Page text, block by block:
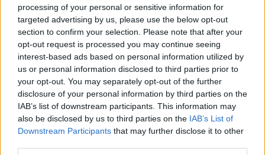
processing of your personal or sensitive information for
targeted advertising by us, please use the below opt-out
section to confirm your selection. Please note that after your
opt-out request is processed you may continue seeing
interest-based ads based on personal information utilized by
us or personal information disclosed to third parties prior to
your opt-out. You may separately opt-out of the further
disclosure of your personal information by third parties on the
IAB’s list of downstream participants. This information may
also be disclosed by us to third parties on the IAB’s List of
Downstream Participants that may further disclose it to other
Ηράκλειο: Απάτη με δήθεν επενδύσεις σε μετοχές – 55χρονος
έχασε 100.000 ευρώ
6 Αυγούστου, 2026
Δομή φιλοξενίας μεταναστών: Τι ακριβώς σημαίνει το ΦΕΚ
που δημοσιεύτηκε
6 Αυγούστου, 2026
Σητεία: Χωρίς ενεργό μέτωπο η φωτιά στο Καρύδι –